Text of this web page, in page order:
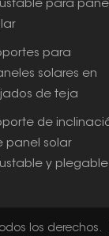
para
para
solares en
de teja
de
panel solar
y plegable
todos los derechos.